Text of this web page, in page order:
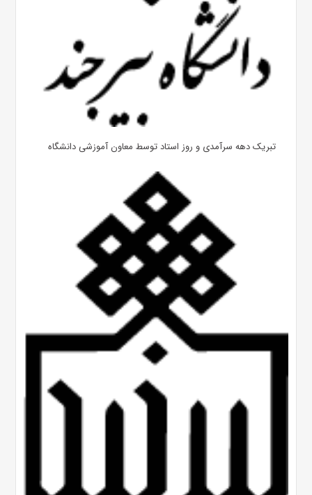
تبریک دهه سرآمدی و روز استاد توسط معاون آموزشی دانشگاه